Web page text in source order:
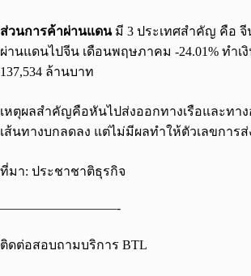
ส่วนการค้าผ่านแดนมี 3 ประเทศสำคัญ คือ จี
ผ่านแดนไปจีน เดือนพฤษภาคม -24.01% ทำเ
137,534 ล้านบาท
เหตุผลสำคัญคือหันไปส่งออกทางเรือและท
เส้นทางบกลดลง แต่ไม่มีผลทำให้ตัวเลขการ
ที่มา: ประชาชาติธุรกิจ
—————————-
ติดต่อสอบถามบริการ BTL